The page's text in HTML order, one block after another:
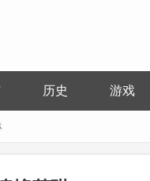
历史 游戏